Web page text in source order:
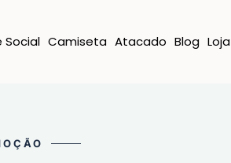
Social Camiseta Atacado Blog Loja